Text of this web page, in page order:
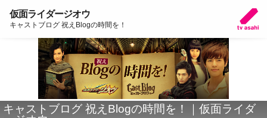
仮面ライダージオウ
キャストブログ 祝えBlogの時間を！
キャストブログ 祝えBlogの時間を！｜仮面ライダ